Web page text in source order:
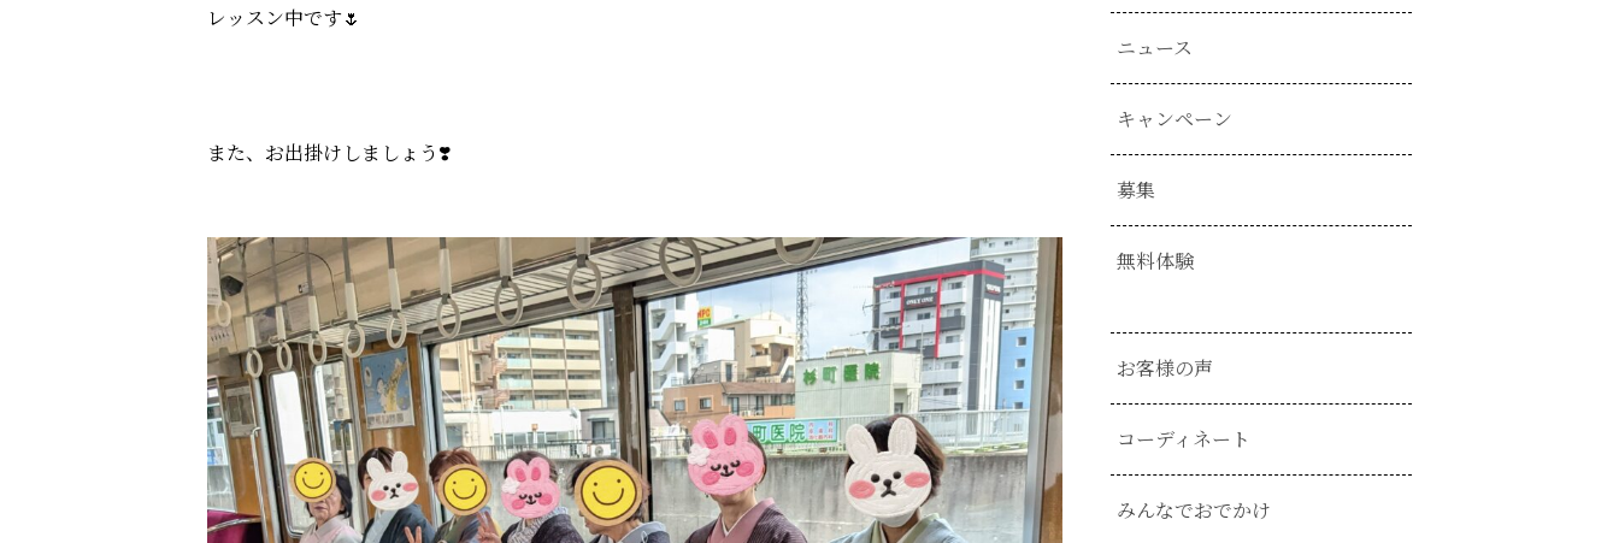
レッスン中です🌷
また、お出掛けしましょう❣️
ニュース
キャンペーン
募集
無料体験
お客様の声
コーディネート
みんなでおでかけ